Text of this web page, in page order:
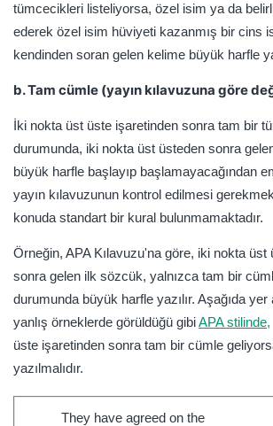
tümcecikleri listeliyorsa, özel isim ya da belirli
ederek özel isim hüviyeti kazanmış bir cins
kendinden soran gelen kelime büyük harfle
b. Tam cümle (yayın kılavuzuna göre
İki nokta üst üste işaretinden sonra tam bir
durumunda, iki nokta üst üsteden sonra
büyük harfle başlayıp başlamayacağından
yayın kılavuzunun kontrol edilmesi
konuda standart bir kural bulunmamaktadır.
Örneğin, APA Kılavuzu'na göre, iki nokta üst
sonra gelen ilk sözcük, yalnızca tam bir
durumunda büyük harfle yazılır. Aşağıda
yanlış örneklerde görüldüğü gibiAPA stilinde,
üste işaretinden sonra tam bir cümle
yazılmalıdır.
They have agreed on the